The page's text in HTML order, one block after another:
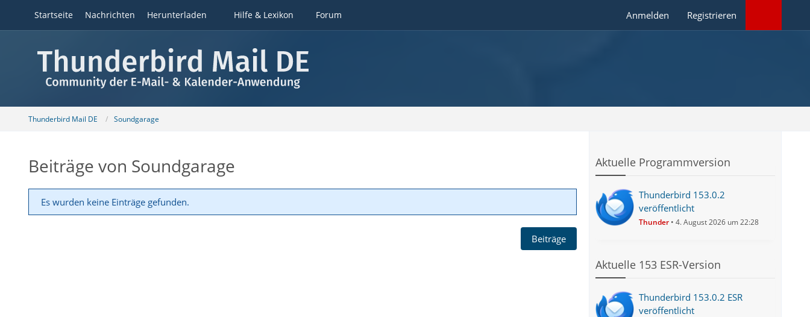
Startseite Nachrichten Herunterladen Hilfe & Lexikon Forum Anmelden Registrieren
Thunderbird Mail DE Soundgarage
Beiträge von Soundgarage
Es wurden keine Einträge gefunden.
Beiträge
Aktuelle Programmversion
Thunderbird 153.0.2
veröffentlicht
Thunder 4. August 2026 um 22:28
Aktuelle 153 ESR-Version
Thunderbird 153.0.2 ESR
veröffentlicht